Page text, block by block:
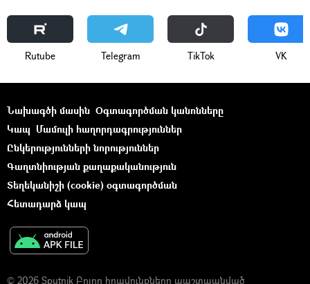
Rutube Telegram ТikТоk VK
Նախագծի մասին Օգտագործման կանոնները
Կապ Մամուլի հաղորդագրություններ
Ընկերությունների նորություններ
Գաղտնիության քաղաքականություն
Տեղեկանիշի (cookie) օգտագործման
Հետադարձ կապ
© 2026 Sputnik Բոլոր իրավունքները պաշտպանված